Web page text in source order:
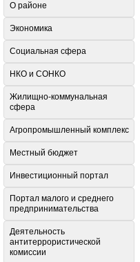
О районе
Экономика
Социальная сфера
НКО и СОНКО
Жилищно-коммунальная
сфера
Агропромышленный комплекс
Местный бюджет
Инвестиционный портал
Портал малого и среднего
предпринимательства
Деятельность
антитеррористической
комиссии